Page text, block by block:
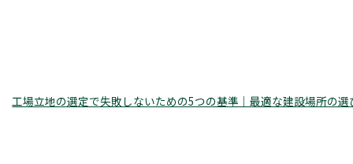
工場立地の選定で失敗しないための5つの基準｜最適な建設場所の